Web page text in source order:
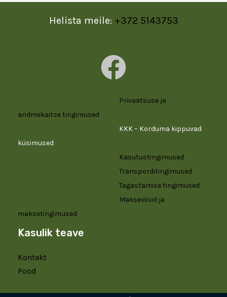
Helista meile: +372 5143753
Privaatsuse ja
andmekaitse tingimused
KKK – Korduma kippuvad
küsimused
Kasutustingimused
Transporditingimused
Tagastamise tingimused
Makseviisid ja
maksetingimused
Kasulik teave
Kontakt
Pood